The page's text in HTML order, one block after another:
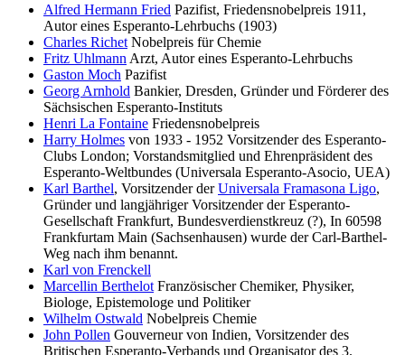
Alfred Hermann Fried Pazifist, Friedensnobelpreis 1911,
Autor eines Esperanto-Lehrbuchs (1903)
Charles Richet Nobelpreis für Chemie
Fritz Uhlmann Arzt, Autor eines Esperanto-Lehrbuchs
Gaston Moch Pazifist
Georg Arnhold Bankier, Dresden, Gründer und Förderer des
Sächsischen Esperanto-Instituts
Henri La Fontaine Friedensnobelpreis
Harry Holmes von 1933 - 1952 Vorsitzender des Esperanto-
Clubs London; Vorstandsmitglied und Ehrenpräsident des
Esperanto-Weltbundes (Universala Esperanto-Asocio, UEA)
Karl Barthel, Vorsitzender derUniversala Framasona Ligo,
Gründer und langjähriger Vorsitzender der Esperanto-
Gesellschaft Frankfurt, Bundesverdienstkreuz (?), In 60598
Frankfurtam Main (Sachsenhausen) wurde der Carl-Barthel-
Weg nach ihm benannt.
Karl von Frenckell
Marcellin Berthelot Französischer Chemiker, Physiker,
Biologe, Epistemologe und Politiker
Wilhelm Ostwald Nobelpreis Chemie
John Pollen Gouverneur von Indien, Vorsitzender des
Britischen Esperanto-Verbands und Organisator des 3.